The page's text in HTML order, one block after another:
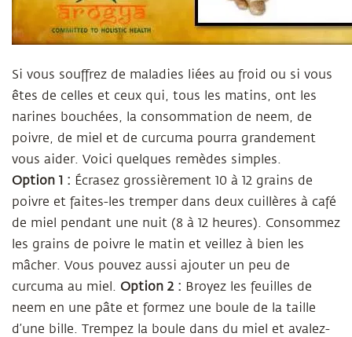
Si vous souffrez de maladies liées au froid ou si vous
êtes de celles et ceux qui, tous les matins, ont les
narines bouchées, la consommation de neem, de
poivre, de miel et de curcuma pourra grandement
vous aider. Voici quelques remèdes simples.
Option 1 : Écrasez grossièrement 10 à 12 grains de
poivre et faites-les tremper dans deux cuillères à café
de miel pendant une nuit (8 à 12 heures). Consommez
les grains de poivre le matin et veillez à bien les
mâcher. Vous pouvez aussi ajouter un peu de
curcuma au miel. Option 2 : Broyez les feuilles de
neem en une pâte et formez une boule de la taille
d’une bille. Trempez la boule dans du miel et avalez-